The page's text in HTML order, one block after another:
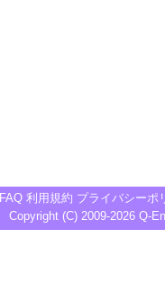
FAQ 利用規約 プライバシーポ
Copyright (C) 2009-2026 Q-